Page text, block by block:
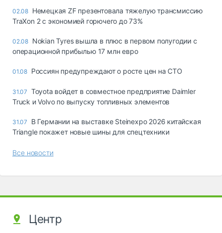
02.08 Немецкая ZF презентовала тяжелую трансмиссию
TraXon 2 с экономией горючего до 73%
02.08 Nokian Tyres вышла в плюс в первом полугодии с
операционной прибылью 17 млн евро
01.08 Россиян предупреждают о росте цен на СТО
31.07 Toyota войдет в совместное предприятие Daimler
Truck и Volvo по выпуску топливных элементов
31.07
В Германии на выставке Steinexpo 2026 китайская
Triangle покажет новые шины для спецтехники
Все новости
Центр